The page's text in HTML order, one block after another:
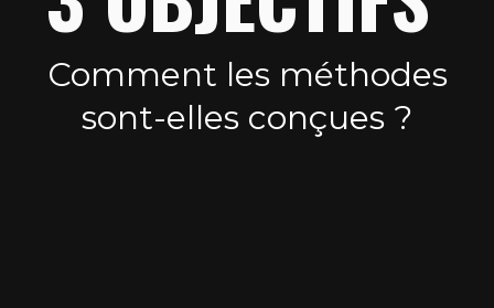
Comment les méthodes
sont-elles conçues ?